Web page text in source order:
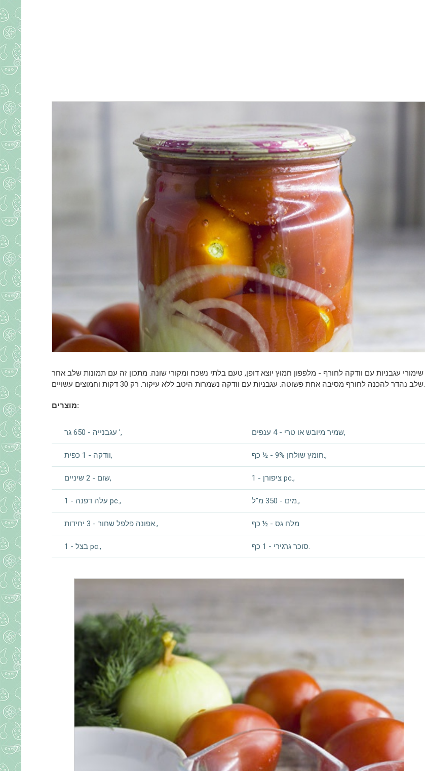
שימורי עגבניות עם וודקה לחורף - מלפפון חמוץ יוצא דופן, טעם בלתי נשכח ומקורי שונה. מתכון זה עם תמונות שלב אחר
שלב נהדר להכנה לחורף מסיבה אחת פשוטה: עגבניות עם וודקה נשמרות היטב ללא עיקור. רק 30 דקות וחמוצים עשויים.
מוצרים:
עגבנייה - 650 גר ',
וודקה - 1 כפית,
שום - 2 שיניים,
עלה דפנה - 1 pc.,
אפונה פלפל שחור - 3 יחידות.,
בצל - 1 pc.,
שמיר מיובש או טרי - 4 ענפים,
חומץ שולחן 9% - ½ כף.,
ציפורן - 1 pc.,
מים - 350 מ"ל.,
מלח גס - ½ כף
סוכר גרגירי - 1 כף.